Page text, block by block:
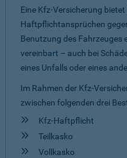
Eine Kfz-Versicherung
Haftpflichtansprüchen
Benutzung des Fahrzeuges
vereinbart – auch bei
eines Unfalls oder eines
Im Rahmen der Kfz-
zwischen folgenden drei
Kfz-Haftpflicht
Teilkasko
Vollkasko